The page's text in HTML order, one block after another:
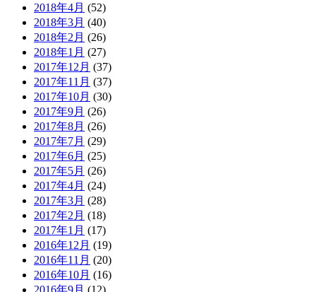
2018年4月 (52)
2018年3月 (40)
2018年2月 (26)
2018年1月 (27)
2017年12月 (37)
2017年11月 (37)
2017年10月 (30)
2017年9月 (26)
2017年8月 (26)
2017年7月 (29)
2017年6月 (25)
2017年5月 (26)
2017年4月 (24)
2017年3月 (28)
2017年2月 (18)
2017年1月 (17)
2016年12月 (19)
2016年11月 (20)
2016年10月 (16)